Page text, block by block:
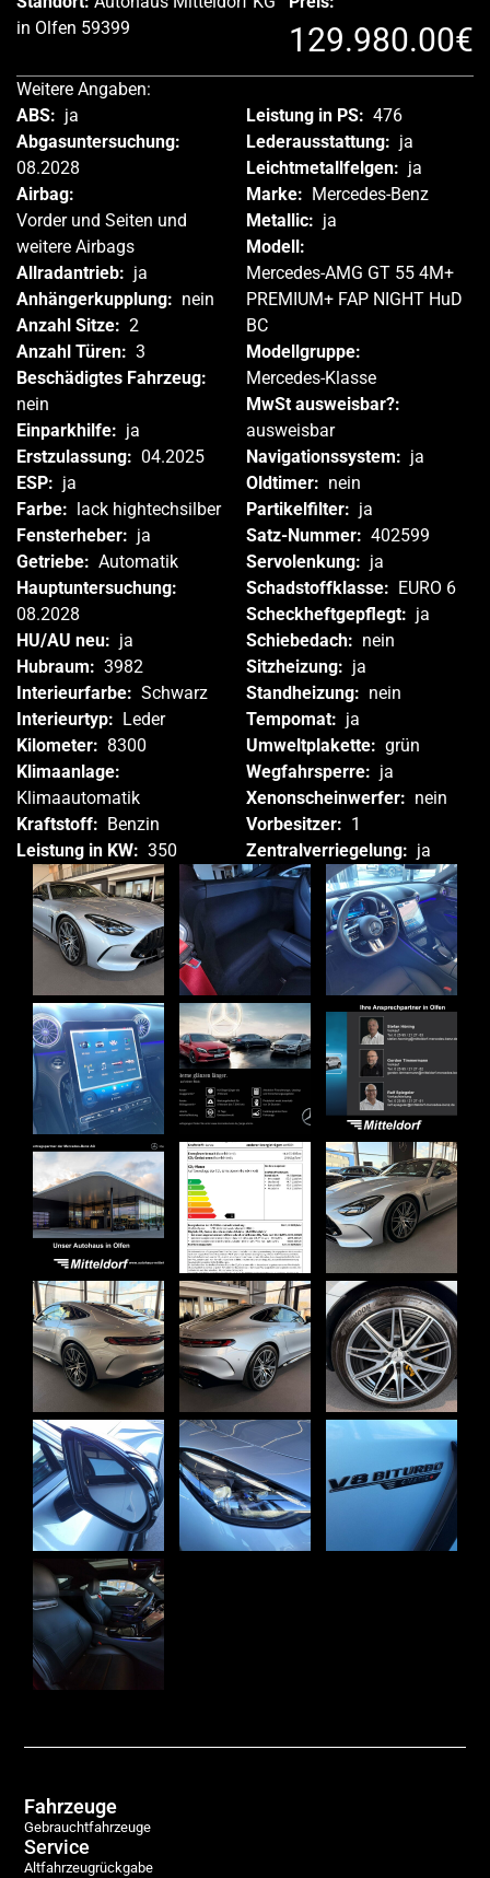
in Olfen 59399
129.980.00€
Weitere Angaben:
ABS: ja
Abgasuntersuchung:
08.2028
Airbag:
Vorder und Seiten und
weitere Airbags
Allradantrieb: ja
Anhängerkupplung: nein
Anzahl Sitze: 2
Anzahl Türen: 3
Beschädigtes Fahrzeug:
nein
Einparkhilfe: ja
Erstzulassung: 04.2025
ESP: ja
Farbe:
lack hightechsilber
Fensterheber: ja
Getriebe: Automatik
Hauptuntersuchung:
08.2028
HU/AU neu: ja
Hubraum: 3982
Interieurfarbe: Schwarz
Interieurtyp: Leder
Kilometer: 8300
Klimaanlage:
Klimaautomatik
Kraftstoff: Benzin
Leistung in KW: 350
Leistung in PS: 476
Lederausstattung: ja
Leichtmetallfelgen: ja
Marke: Mercedes-Benz
Metallic: ja
Modell:
Mercedes-AMG GT 55 4M+
PREMIUM+ FAP NIGHT HuD
BC
Modellgruppe:
Mercedes-Klasse
MwSt ausweisbar?:
ausweisbar
Navigationssystem: ja
Oldtimer: nein
Partikelfilter: ja
Satz-Nummer: 402599
Servolenkung: ja
Schadstoffklasse: EURO 6
Scheckheftgepflegt: ja
Schiebedach: nein
Sitzheizung: ja
Standheizung: nein
Tempomat: ja
Umweltplakette: grün
Wegfahrsperre: ja
Xenonscheinwerfer: nein
Vorbesitzer: 1
Zentralverriegelung: ja
Fahrzeuge
Gebrauchtfahrzeuge
Service
Altfahrzeugrückgabe